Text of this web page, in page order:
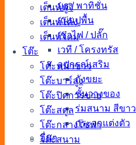
บูธ / พาทิชั่น
แผ่นปูพื้น
เช่าไฟ / ปลั๊ก
เวที / โครงทรัส
อุปกรณ์เสริม
ถังขยะ
ชั้นวางของ
ร่มสนาม สีขาว
กระจกแต่งตัว
อื่นๆ
เต็นท์ฟูจิ
เต็นท์โค้ง
เต็นท์โดม
โต๊ะ
โต๊ะหน้าขาว
โต๊ะบาร์สูง
โต๊ะปิดการขาย
โต๊ะสตูล
โต๊ะกลางโซฟา
โต๊ะสนาม